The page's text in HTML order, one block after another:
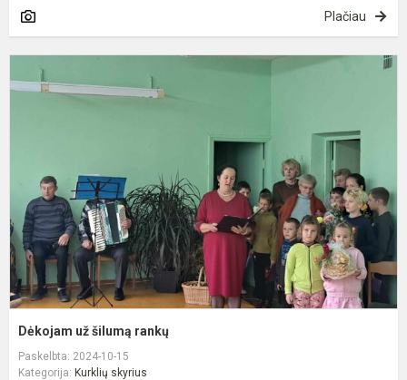
Plačiau
Dėkojam už šilumą rankų
Paskelbta: 2024-10-15
Kategorija: Kurklių skyrius